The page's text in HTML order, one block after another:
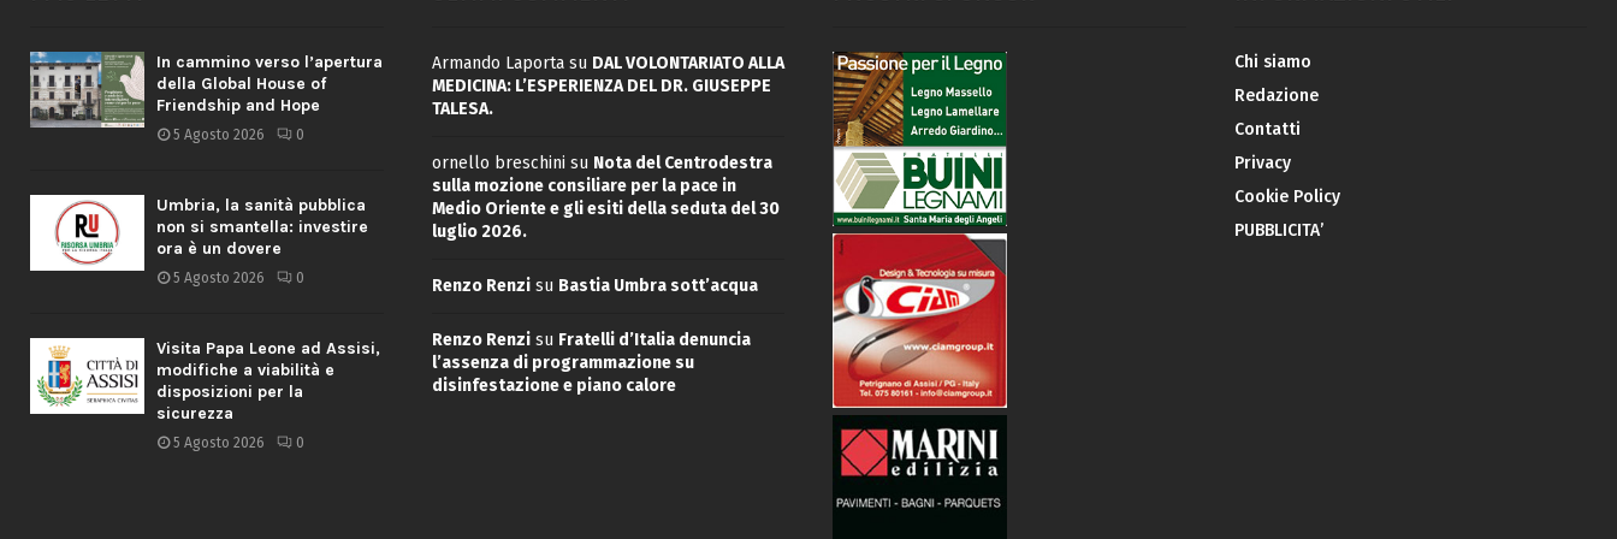
In cammino verso l’apertura
della Global House of
Friendship and Hope
5 Agosto 2026 0
Umbria, la sanità pubblica
non si smantella: investire
ora è un dovere
5 Agosto 2026 0
Visita Papa Leone ad Assisi,
modifiche a viabilità e
disposizioni per la
sicurezza
5 Agosto 2026 0
Armando Laportasu DAL VOLONTARIATO ALLA
MEDICINA: L’ESPERIENZA DEL DR. GIUSEPPE
TALESA.
ornello breschini su Nota del Centrodestra
sulla mozione consiliare per la pace in
Medio Oriente e gli esiti della seduta del 30
luglio 2026.
Renzo Renzisu Bastia Umbra sott’acqua
Renzo Renzisu Fratelli d’Italia denuncia
l’assenza di programmazione su
disinfestazione e piano calore
Chi siamo
Redazione
Contatti
Privacy
Cookie Policy
PUBBLICITA’